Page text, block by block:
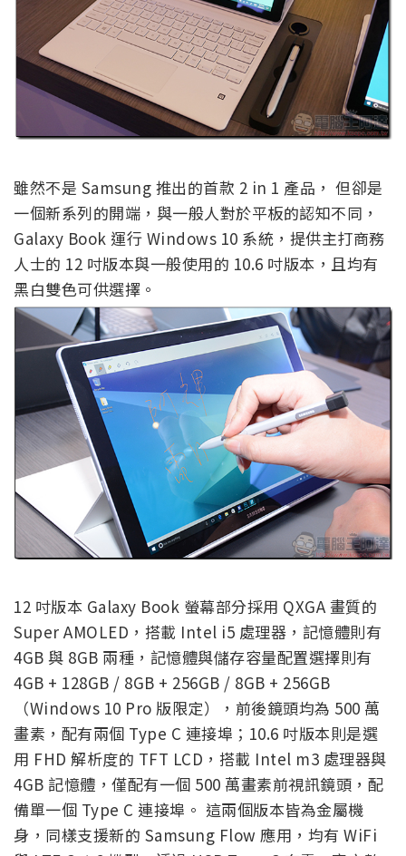
雖然不是 Samsung 推出的首款 2 in 1 產品， 但卻是
一個新系列的開端，與一般人對於平板的認知不同，
Galaxy Book 運行 Windows 10 系統，提供主打商務
人士的 12 吋版本與一般使用的 10.6 吋版本，且均有
黑白雙色可供選擇。
12 吋版本 Galaxy Book 螢幕部分採用 QXGA 畫質的
Super AMOLED，搭載 Intel i5 處理器，記憶體則有
4GB 與 8GB 兩種，記憶體與儲存容量配置選擇則有
4GB + 128GB / 8GB + 256GB / 8GB + 256GB
（Windows 10 Pro 版限定），前後鏡頭均為 500 萬
畫素，配有兩個 Type C 連接埠；10.6 吋版本則是選
用 FHD 解析度的 TFT LCD，搭載 Intel m3 處理器與
4GB 記憶體，僅配有一個 500 萬畫素前視訊鏡頭，配
備單一個 Type C 連接埠。 這兩個版本皆為金屬機
身，同樣支援新的 Samsung Flow 應用，均有 WiFi